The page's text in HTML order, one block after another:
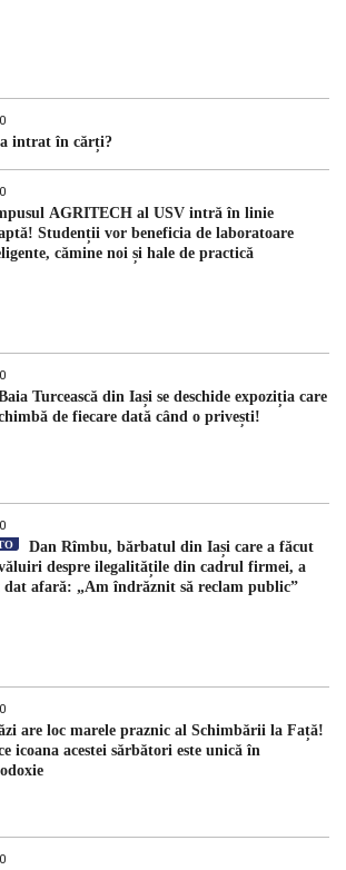
intrat în cărți?
AGRITECH al USV intră în linie
Studenții vor beneficia de laboratoare
cămine noi și hale de practică
Turcească din Iași se deschide expoziția care
de fiecare dată când o privești!
Dan Rîmbu, bărbatul din Iași care a făcut
despre ilegalitățile din cadrul firmei, a
dat afară: „Am îndrăznit să reclam public”
are loc marele praznic al Schimbării la Față!
icoana acestei sărbători este unică în